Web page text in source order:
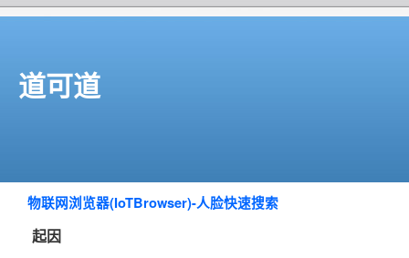
道可道
物联网浏览器(IoTBrowser)-人脸快速搜索
起因